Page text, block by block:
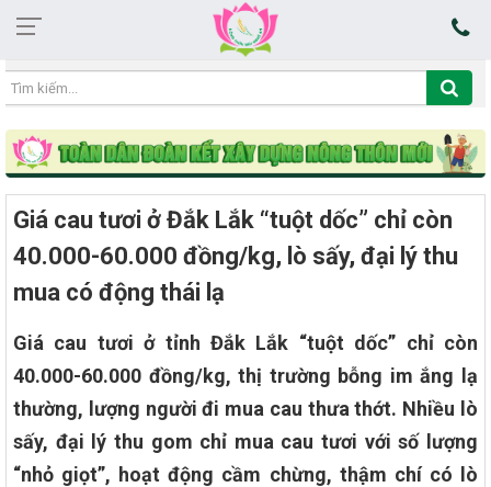
19:44:08 06/08/2026
Giá cau tươi ở Đắk Lắk “tuột dốc” chỉ còn
40.000-60.000 đồng/kg, lò sấy, đại lý thu
mua có động thái lạ
Giá cau tươi ở tỉnh Đắk Lắk “tuột dốc” chỉ còn
40.000-60.000 đồng/kg, thị trường bỗng im ắng lạ
thường, lượng người đi mua cau thưa thớt. Nhiều lò
sấy, đại lý thu gom chỉ mua cau tươi với số lượng
“nhỏ giọt”, hoạt động cầm chừng, thậm chí có lò